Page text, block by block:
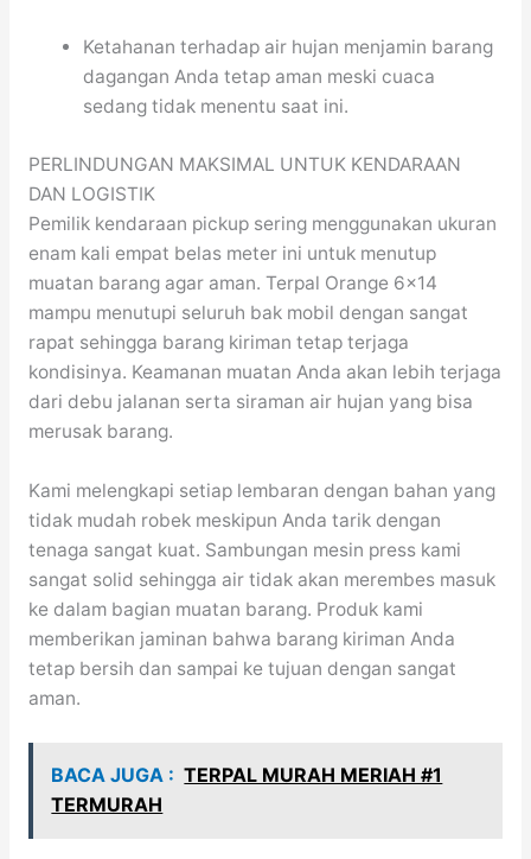
Ketahanan terhadap air hujan menjamin barang
dagangan Anda tetap aman meski cuaca
sedang tidak menentu saat ini.
PERLINDUNGAN MAKSIMAL UNTUK KENDARAAN
DAN LOGISTIK
Pemilik kendaraan pickup sering menggunakan ukuran
enam kali empat belas meter ini untuk menutup
muatan barang agar aman. Terpal Orange 6×14
mampu menutupi seluruh bak mobil dengan sangat
rapat sehingga barang kiriman tetap terjaga
kondisinya. Keamanan muatan Anda akan lebih terjaga
dari debu jalanan serta siraman air hujan yang bisa
merusak barang.
Kami melengkapi setiap lembaran dengan bahan yang
tidak mudah robek meskipun Anda tarik dengan
tenaga sangat kuat. Sambungan mesin press kami
sangat solid sehingga air tidak akan merembes masuk
ke dalam bagian muatan barang. Produk kami
memberikan jaminan bahwa barang kiriman Anda
tetap bersih dan sampai ke tujuan dengan sangat
aman.
BACA JUGA : TERPAL MURAH MERIAH #1
TERMURAH